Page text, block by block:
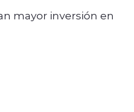
mayor inversión en